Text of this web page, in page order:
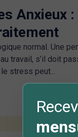
Anxieux
normal. Une
travail, s’il doit
stress peut...